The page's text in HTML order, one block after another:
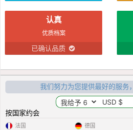
认真
优质档案
已确认品质
我们努力为您提供最好的服务
按国家约会
法国 德国